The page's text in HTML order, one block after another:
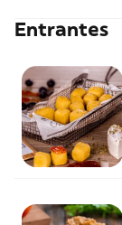
Entrantes